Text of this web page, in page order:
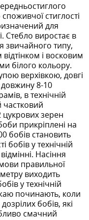
стиглості
для
Стебло виростає в
звичайного типу,
і восковим
білого кольору.
верхівкою, довгі
довжину 8-10
в технічній
частковий
зерен
прикріплені на
бобів становить
бобів у технічній
Насіння
правильної
виходить
у технічній
починають, коли
бобів, які
смачний